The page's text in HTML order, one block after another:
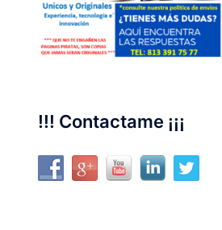
!!! Contactame ¡¡¡